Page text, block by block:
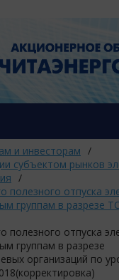
и инвесторам /
субъектом рынков
/
отпуска
группам в разрезе
отпуска
группам в разрезе
организаций по